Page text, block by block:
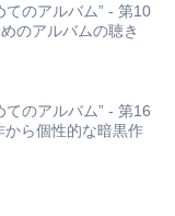
てのアルバム” - 第10
のアルバムの聴き
てのアルバム” - 第16
ら個性的な暗黒作